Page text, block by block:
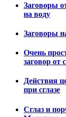
Заговоры
на воду
Заговоры
Очень
заговор от
Действия
при сглазе
Сглаз и